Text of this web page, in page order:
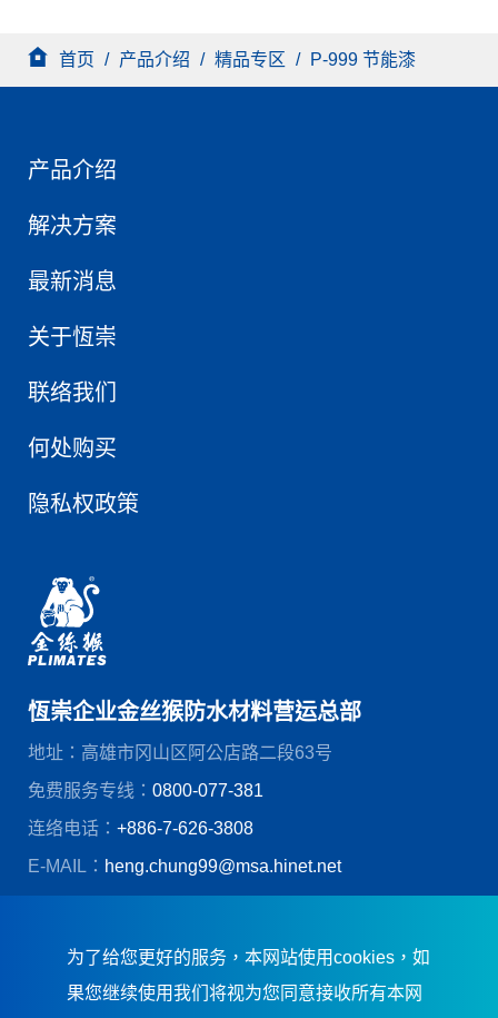
首页 / 产品介绍 / 精品专区 / P-999 节能漆
产品介绍
解决方案
最新消息
关于恆崇
联络我们
何处购买
隐私权政策
恆崇企业金丝猴防水材料营运总部
地址：高雄市冈山区阿公店路二段63号
免费服务专线： 0800-077-381
连络电话： +886-7-626-3808
E-MAIL： heng.chung99@msa.hinet.net
为了给您更好的服务，本网站使用cookies，如
果您继续使用我们将视为您同意接收所有本网